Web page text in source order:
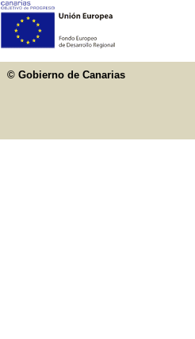
© Gobierno de Canarias